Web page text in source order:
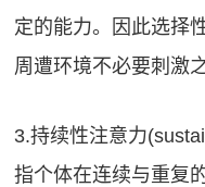
定的能力。因此选择
周遭环境不必要刺激
3.持续性注意力
指个体在连续与重复